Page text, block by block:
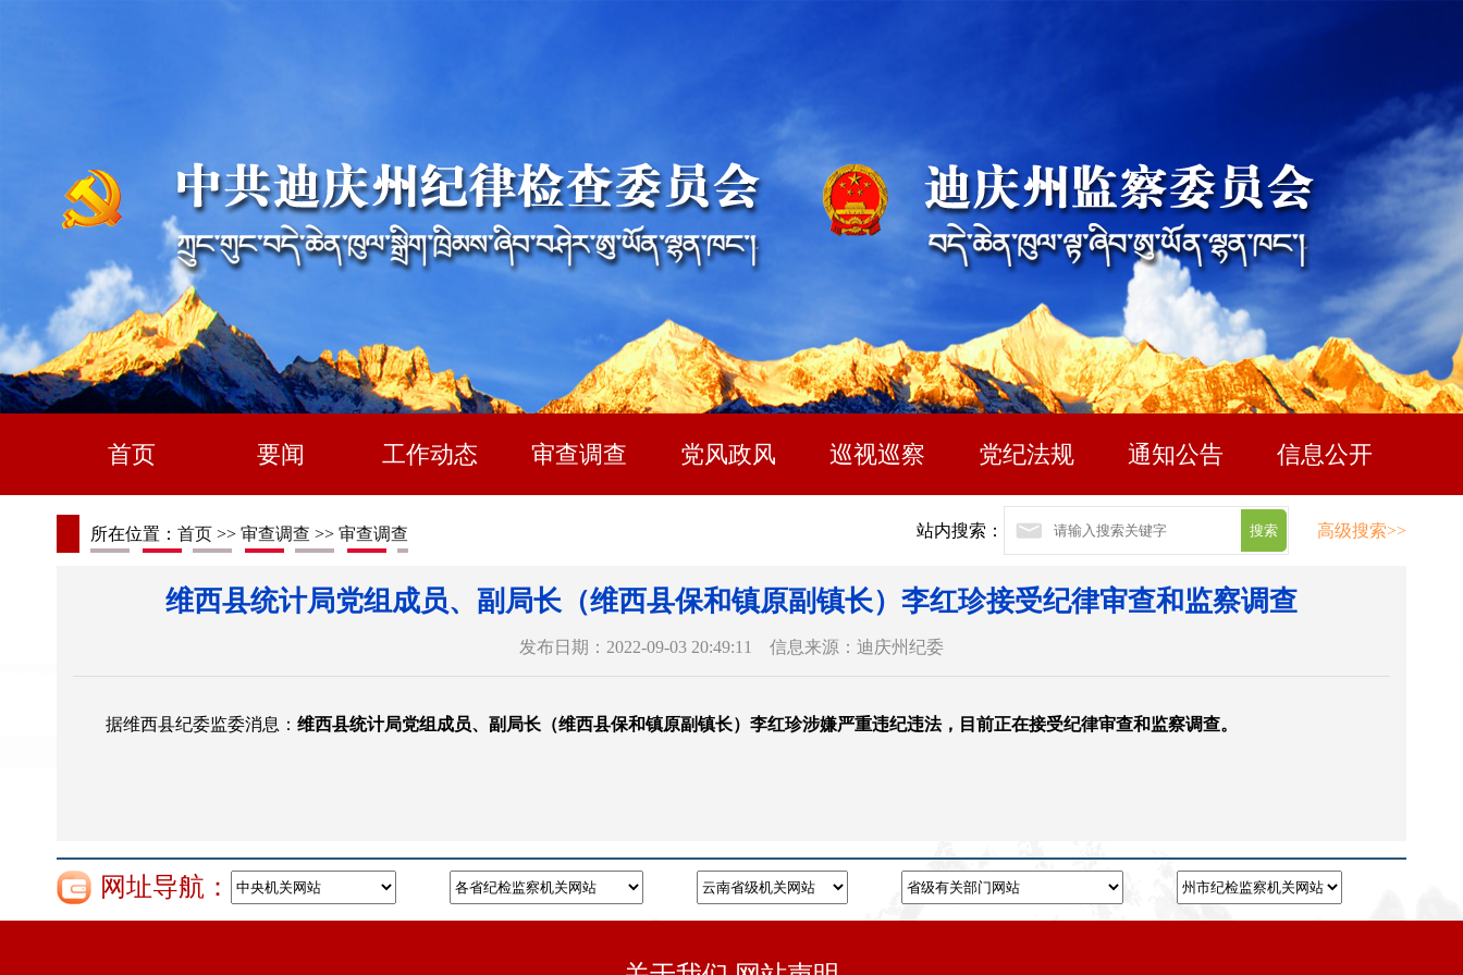
首页 要闻 工作动态 审查调查 党风政风 巡视巡察 党纪法规 通知公告 信息公开
所在位置： 首页 >> 审查调查 >> 审查调查 站内搜索： 高级搜索>>
维西县统计局党组成员、副局长（维西县保和镇原副镇长）李红珍接受纪律审查和监察调查
发布日期：2022-09-03 20:49:11 信息来源：迪庆州纪委
据维西县纪委监委消息： 维西县统计局党组成员、副局长（维西县保和镇原副镇长）李红珍涉嫌严重违纪违法，目前正在接受纪律审查和监察调查。
网址导航：